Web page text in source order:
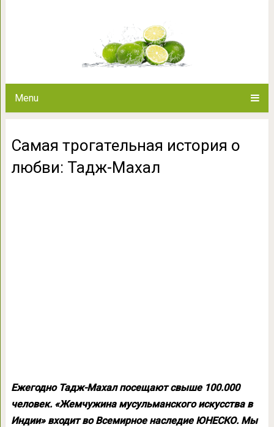
Menu
Самая трогательная история о
любви: Тадж-Махал
Ежегодно Тадж-Махал посещают свыше 100.000
человек. «Жемчужина мусульманского искусства в
Индии» входит во Всемирное наследие ЮНЕСКО. Мы